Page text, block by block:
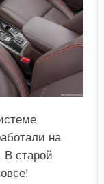
на
В старой